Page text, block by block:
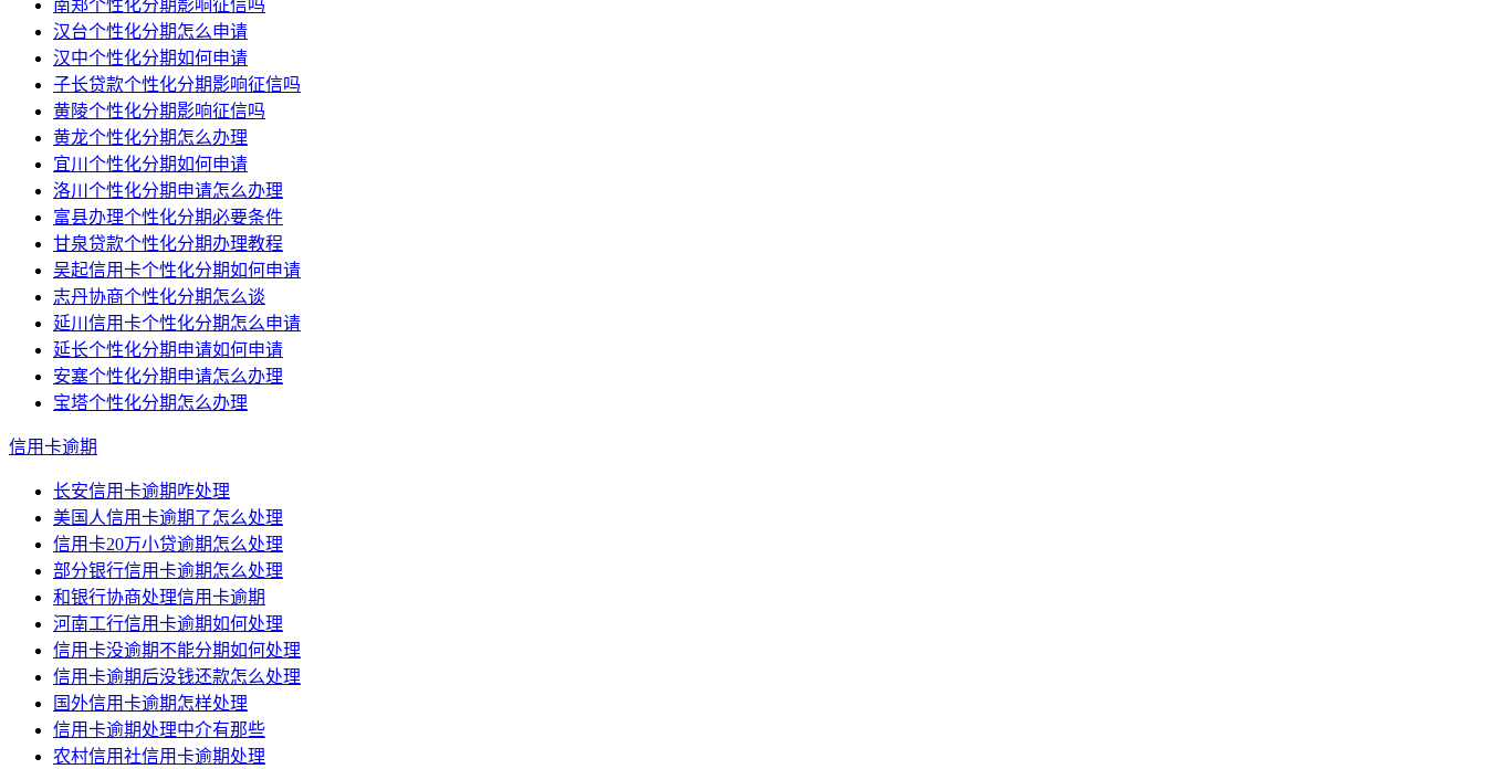
南郑个性化分期影响征信吗
汉台个性化分期怎么申请
汉中个性化分期如何申请
子长贷款个性化分期影响征信吗
黄陵个性化分期影响征信吗
黄龙个性化分期怎么办理
宜川个性化分期如何申请
洛川个性化分期申请怎么办理
富县办理个性化分期必要条件
甘泉贷款个性化分期办理教程
吴起信用卡个性化分期如何申请
志丹协商个性化分期怎么谈
延川信用卡个性化分期怎么申请
延长个性化分期申请如何申请
安塞个性化分期申请怎么办理
宝塔个性化分期怎么办理
信用卡逾期
长安信用卡逾期咋处理
美国人信用卡逾期了怎么处理
信用卡20万小贷逾期怎么处理
部分银行信用卡逾期怎么处理
和银行协商处理信用卡逾期
河南工行信用卡逾期如何处理
信用卡没逾期不能分期如何处理
信用卡逾期后没钱还款怎么处理
国外信用卡逾期怎样处理
信用卡逾期处理中介有那些
农村信用社信用卡逾期处理